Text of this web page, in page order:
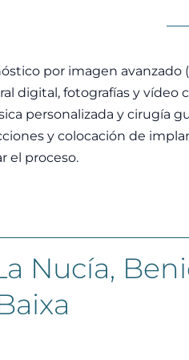
por imagen avanzado
digital, fotografías y vídeo
personalizada y cirugía
y colocación de
el proceso.
Nucía,